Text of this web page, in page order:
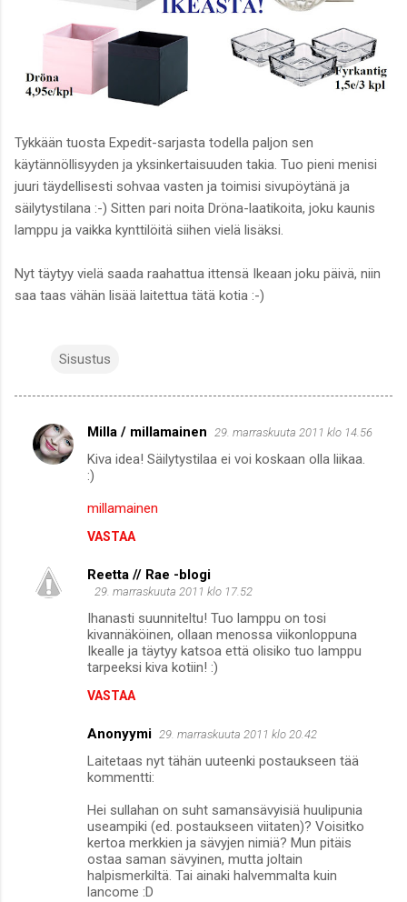
Tykkään tuosta Expedit-sarjasta todella paljon sen
käytännöllisyyden ja yksinkertaisuuden takia. Tuo pieni menisi
juuri täydellisesti sohvaa vasten ja toimisi sivupöytänä ja
säilytystilana :-) Sitten pari noita Dröna-laatikoita, joku kaunis
lamppu ja vaikka kynttilöitä siihen vielä lisäksi.
Nyt täytyy vielä saada raahattua ittensä Ikeaan joku päivä, niin
saa taas vähän lisää laitettua tätä kotia :-)
Sisustus
K
o
t
Milla / millamainen 29. marraskuuta 2011 klo 14.56
Kiva idea! Säilytystilaa ei voi koskaan olla liikaa.
:)
millamainen
VASTAA
Reetta // Rae -blogi
29. marraskuuta 2011 klo 17.52
Ihanasti suunniteltu! Tuo lamppu on tosi
kivannäköinen, ollaan menossa viikonloppuna
Ikealle ja täytyy katsoa että olisiko tuo lamppu
tarpeeksi kiva kotiin! :)
VASTAA
Anonyymi 29. marraskuuta 2011 klo 20.42
Laitetaas nyt tähän uuteenki postaukseen tää
kommentti:
Hei sullahan on suht samansävyisiä huulipunia
useampiki (ed. postaukseen viitaten)? Voisitko
kertoa merkkien ja sävyjen nimiä? Mun pitäis
ostaa saman sävyinen, mutta joltain
halpismerkiltä. Tai ainaki halvemmalta kuin
lancome :D